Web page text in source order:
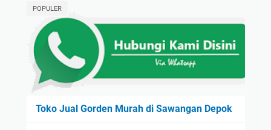
POPULER
Toko Jual Gorden Murah di Sawangan Depok